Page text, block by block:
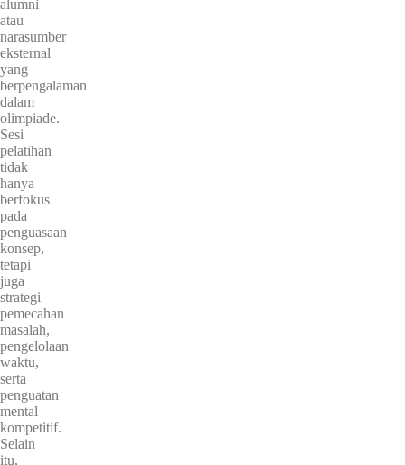
alumni
atau
narasumber
eksternal
yang
berpengalaman
dalam
olimpiade.
Sesi
pelatihan
tidak
hanya
berfokus
pada
penguasaan
konsep,
tetapi
juga
strategi
pemecahan
masalah,
pengelolaan
waktu,
serta
penguatan
mental
kompetitif.
Selain
itu,